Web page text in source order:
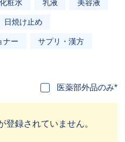
化粧水 乳液 美容液
日焼け止め
ナー サプリ・漢方
医薬部外品のみ*
登録されていません。